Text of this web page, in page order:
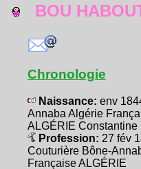
BOU
Chronologie
Naissance: env
Annaba Algérie
ALGÉRIE Constantine
Profession: 27 fév
Couturière Bône-
Française ALGÉRIE